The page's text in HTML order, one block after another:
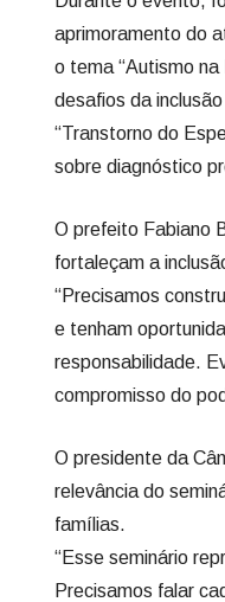
aprimoramento do
o tema “Autismo
desafios da
“Transtorno do
sobre diagnóstico
O prefeito Fabiano
fortaleçam a
“Precisamos
e tenham
responsabilidade.
compromisso do
O presidente da
relevância do
famílias.
“Esse seminário
Precisamos falar